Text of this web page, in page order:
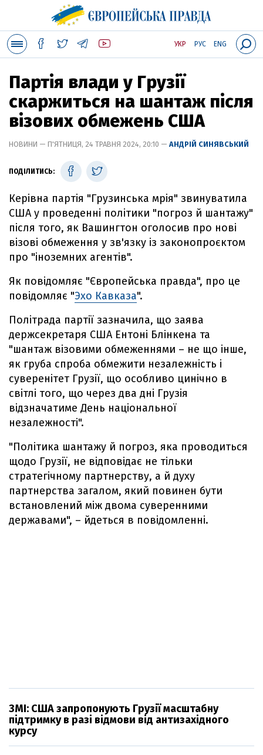
УКР РУС ENG
Партія влади у Грузії
скаржиться на шантаж після
візових обмежень США
НОВИНИ — П'ЯТНИЦЯ, 24 ТРАВНЯ 2024, 20:10 — АНДРІЙ СИНЯВСЬКИЙ
ПОДІЛИТИСЬ:
Керівна партія "Грузинська мрія" звинуватила
США у проведенні політики "погроз й шантажу"
після того, як Вашингтон оголосив про нові
візові обмеження у зв'язку із законопроєктом
про "іноземних агентів".
Як повідомляє "Європейська правда", про це
повідомляє "Эхо Кавказа".
Політрада партії зазначила, що заява
держсекретаря США Ентоні Блінкена та
"шантаж візовими обмеженнями – не що інше,
як груба спроба обмежити незалежність і
суверенітет Грузії, що особливо цинічно в
світлі того, що через два дні Грузія
відзначатиме День національної
незалежності".
"Політика шантажу й погроз, яка проводиться
щодо Грузії, не відповідає не тільки
стратегічному партнерству, а й духу
партнерства загалом, який повинен бути
встановлений між двома суверенними
державами", – йдеться в повідомленні.
ЗМІ: США запропонують Грузії масштабну
підтримку в разі відмови від антизахідного
курсу